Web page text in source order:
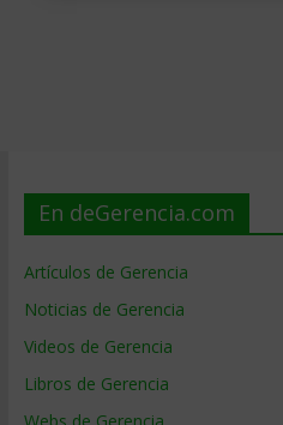
En deGerencia.com
Artículos de Gerencia
Noticias de Gerencia
Videos de Gerencia
Libros de Gerencia